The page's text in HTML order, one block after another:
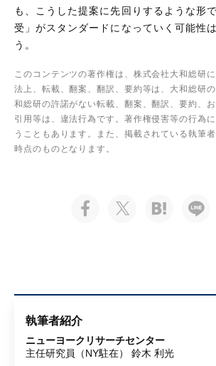
も、こうした提案に先回りするような形
受」がスタンダードになっていく可能性
う。
このコンテンツの著作権は、株式会社大和総研
法上、転載、翻案、翻訳、要約等は、大和総研
和総研の許諾がない転載、翻案、翻訳、要約、
引用等は、違法行為です。著作権侵害等の行為
うこともあります。また、掲載されている執筆
時点のものとなります。
執筆者紹介
ニューヨークリサーチセンター
主任研究員（NY駐在） 鈴木 利光